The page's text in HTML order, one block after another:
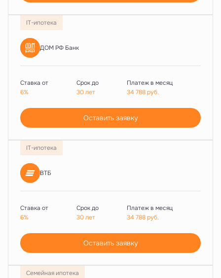
IT-ипотека
ДОМ РФ Банк
Ставка от
6%
Срок до
30 лет
Платеж в месяц
34 788руб.
Оставить заявку
IT-ипотека
ВТБ
Ставка от
6%
Срок до
30 лет
Платеж в месяц
34 788руб.
Оставить заявку
Семейная ипотека